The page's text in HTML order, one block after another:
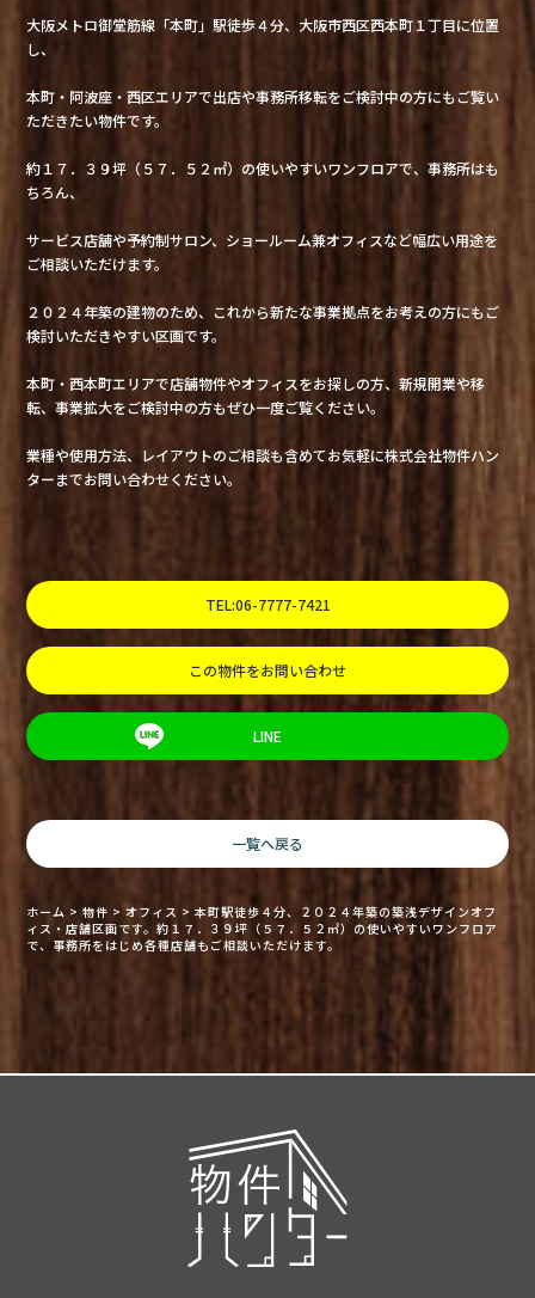
大阪メトロ御堂筋線「本町」駅徒歩４分、大阪市西区西本町１丁目に位置
し、
本町・阿波座・西区エリアで出店や事務所移転をご検討中の方にもご覧い
ただきたい物件です。
約１７．３９坪（５７．５２㎡）の使いやすいワンフロアで、事務所はも
ちろん、
サービス店舗や予約制サロン、ショールーム兼オフィスなど幅広い用途を
ご相談いただけます。
２０２４年築の建物のため、これから新たな事業拠点をお考えの方にもご
検討いただきやすい区画です。
本町・西本町エリアで店舗物件やオフィスをお探しの方、新規開業や移
転、事業拡大をご検討中の方もぜひ一度ご覧ください。
業種や使用方法、レイアウトのご相談も含めてお気軽に株式会社物件ハン
ターまでお問い合わせください。
TEL:06-7777-7421
この物件をお問い合わせ
LINE
一覧へ戻る
ホーム >物件 >オフィス >本町駅徒歩４分、２０２４年築の築浅デザインオフ
ィス・店舗区画です。約１７．３９坪（５７．５２㎡）の使いやすいワンフロア
で、事務所をはじめ各種店舗もご相談いただけます。